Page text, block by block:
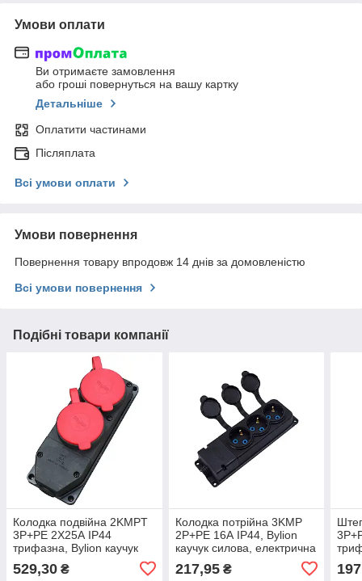
Умови оплати
Ви отримаєте замовлення
або гроші повернуться на вашу картку
Детальніше
Оплатити частинами
Післяплата
Всі умови оплати
Умови повернення
Повернення товару впродовж 14 днів за домовленістю
Всі умови повернення
Подібні товари компанії
Колодка подвійна 2KMPT
3Р+РЕ 2Х25А IP44
трифазна, Bylion каучук
силова, каучукова розетка
переносна
529,30 ₴
Колодка потрійна 3KMP
2Р+РЕ 16А IP44, Bylion
каучук силова, електрична
переносна
217,95₴